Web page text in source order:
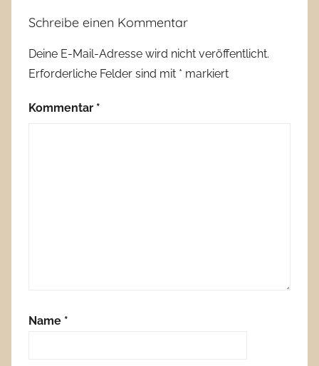
Schreibe einen Kommentar
Deine E-Mail-Adresse wird nicht veröffentlicht.
Erforderliche Felder sind mit * markiert
Kommentar *
Name *